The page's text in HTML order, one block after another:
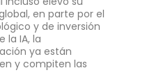
en parte por el
y de inversión
la IA, la
ya están
y compiten las